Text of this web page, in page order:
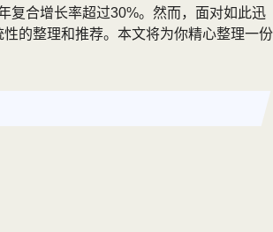
复合增长率超过30%。然而，面对如此迅
的整理和推荐。本文将为你精心整理一份